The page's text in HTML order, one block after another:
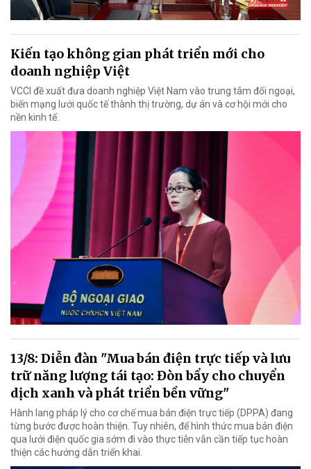
Kiến tạo không gian phát triển mới cho
doanh nghiệp Việt
VCCI đề xuất đưa doanh nghiệp Việt Nam vào trung tâm đối ngoại,
biến mạng lưới quốc tế thành thị trường, dự án và cơ hội mới cho
nền kinh tế.
13/8: Diễn đàn "Mua bán điện trực tiếp và lưu
trữ năng lượng tái tạo: Đòn bẩy cho chuyển
dịch xanh và phát triển bền vững"
Hành lang pháp lý cho cơ chế mua bán điện trực tiếp (DPPA) đang
từng bước được hoàn thiện. Tuy nhiên, để hình thức mua bán điện
qua lưới điện quốc gia sớm đi vào thực tiễn vẫn cần tiếp tục hoàn
thiện các hướng dẫn triển khai.